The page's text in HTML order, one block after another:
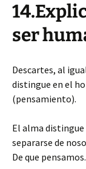
ser
Descartes, al
distingue en el
(pensamiento).
El alma distingue
separarse de
De que pensamos.